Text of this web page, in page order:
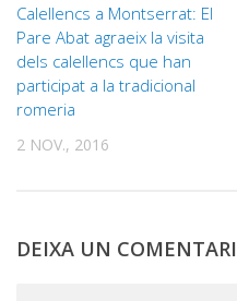
Calellencs a Montserrat: El
Pare Abat agraeix la visita
dels calellencs que han
participat a la tradicional
romeria
2 NOV., 2016
DEIXA UN COMENTARI